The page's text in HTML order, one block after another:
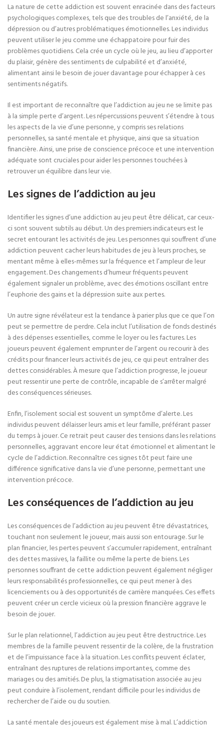
La nature de cette addiction est souvent enracinée dans des facteurs
psychologiques complexes, tels que des troubles de l’anxiété, de la
dépression ou d’autres problématiques émotionnelles. Les individus
peuvent utiliser le jeu comme une échappatoire pour fuir des
problèmes quotidiens. Cela crée un cycle où le jeu, au lieu d’apporter
du plaisir, génère des sentiments de culpabilité et d’anxiété,
alimentant ainsi le besoin de jouer davantage pour échapper à ces
sentiments négatifs.
Il est important de reconnaître que l’addiction au jeu ne se limite pas
à la simple perte d’argent. Les répercussions peuvent s’étendre à tous
les aspects de la vie d’une personne, y compris ses relations
personnelles, sa santé mentale et physique, ainsi que sa situation
financière. Ainsi, une prise de conscience précoce et une intervention
adéquate sont cruciales pour aider les personnes touchées à
retrouver un équilibre dans leur vie.
Les signes de l’addiction au jeu
Identifier les signes d’une addiction au jeu peut être délicat, car ceux-
ci sont souvent subtils au début. Un des premiers indicateurs est le
secret entourant les activités de jeu. Les personnes qui souffrent d’une
addiction peuvent cacher leurs habitudes de jeu à leurs proches, se
mentant même à elles-mêmes sur la fréquence et l’ampleur de leur
engagement. Des changements d’humeur fréquents peuvent
également signaler un problème, avec des émotions oscillant entre
l’euphorie des gains et la dépression suite aux pertes.
Un autre signe révélateur est la tendance à parier plus que ce que l’on
peut se permettre de perdre. Cela inclut l’utilisation de fonds destinés
à des dépenses essentielles, comme le loyer ou les factures. Les
joueurs peuvent également emprunter de l’argent ou recourir à des
crédits pour financer leurs activités de jeu, ce qui peut entraîner des
dettes considérables. À mesure que l’addiction progresse, le joueur
peut ressentir une perte de contrôle, incapable de s’arrêter malgré
des conséquences sérieuses.
Enfin, l’isolement social est souvent un symptôme d’alerte. Les
individus peuvent délaisser leurs amis et leur famille, préférant passer
du temps à jouer. Ce retrait peut causer des tensions dans les relations
personnelles, aggravant encore leur état émotionnel et alimentant le
cycle de l’addiction. Reconnaître ces signes tôt peut faire une
différence significative dans la vie d’une personne, permettant une
intervention précoce.
Les conséquences de l’addiction au jeu
Les conséquences de l’addiction au jeu peuvent être dévastatrices,
touchant non seulement le joueur, mais aussi son entourage. Sur le
plan financier, les pertes peuvent s’accumuler rapidement, entraînant
des dettes massives, la faillite ou même la perte de biens. Les
personnes souffrant de cette addiction peuvent également négliger
leurs responsabilités professionnelles, ce qui peut mener à des
licenciements ou à des opportunités de carrière manquées. Ces effets
peuvent créer un cercle vicieux où la pression financière aggrave le
besoin de jouer.
Sur le plan relationnel, l’addiction au jeu peut être destructrice. Les
membres de la famille peuvent ressentir de la colère, de la frustration
et de l’impuissance face à la situation. Les conflits peuvent éclater,
entraînant des ruptures de relations importantes, comme des
mariages ou des amitiés. De plus, la stigmatisation associée au jeu
peut conduire à l’isolement, rendant difficile pour les individus de
rechercher de l’aide ou du soutien.
La santé mentale des joueurs est également mise à mal. L’addiction